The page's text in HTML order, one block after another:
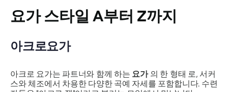
요가 스타일 A부터 Z까지
아크로요가
아크로 요가는 파트너와 함께 하는 요가의 한 형태 로, 서커
스와 체조에서 차용한 다양한 곡예 자세를 포함합니다. 수련